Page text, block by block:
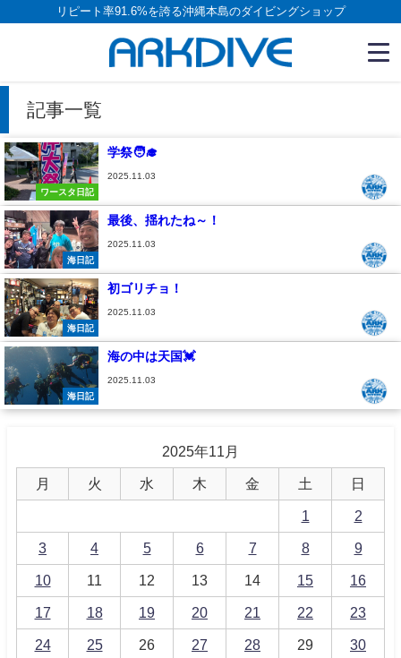
リピート率91.6%を誇る沖縄本島のダイビングショップ
記事一覧
ワースタ日記
学祭🧑‍🎓
2025.11.03
海日記
最後、揺れたね～！
2025.11.03
海日記
初ゴリチョ！
2025.11.03
海日記
海の中は天国💓
2025.11.03
2025年11月
月 火 水 木 金 土 日
1 2
3 4 5 6 7 8 9
10 11 12 13 14 15 16
17 18 19 20 21 22 23
24 25 26 27 28 29
30